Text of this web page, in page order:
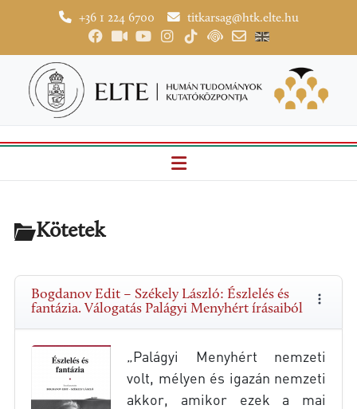
+36 1 224 6700 titkarsag@htk.elte.hu
Kötetek
Bogdanov Edit – Székely László: Észlelés és
fantázia. Válogatás Palágyi Menyhért írásaiból
„Palágyi Menyhért nemzeti
volt, mélyen és igazán nemzeti
akkor, amikor ezek a mai